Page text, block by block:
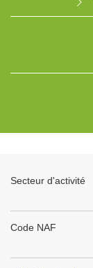
Secteur d'activité
Code NAF